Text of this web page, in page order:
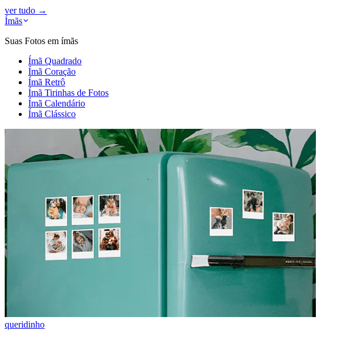
ver tudo →
Ímãs
Suas Fotos em ímãs
Ímã Quadrado
Ímã Coração
Ímã Retrô
Ímã Tirinhas de Fotos
Ímã Calendário
Ímã Clássico
queridinho